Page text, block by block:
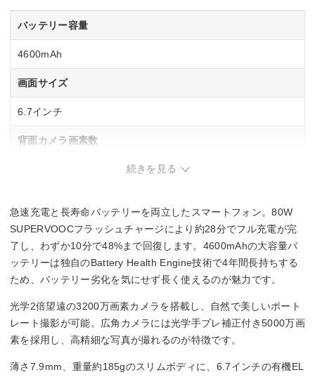
バッテリー容量
4600mAh
画面サイズ
6.7インチ
背面カメラ画素数
重量
おサイフケータイ/FeliCa
–
外部メモリタイプ
–
続きを見る
急速充電と長寿命バッテリーを両立したスマートフォン。80W
SUPERVOOCフラッシュチャージにより約28分でフル充電が完
了し、わずか10分で48%まで回復します。4600mAhの大容量バ
ッテリーは独自のBattery Health Engine技術で4年間長持ちする
ため、バッテリー劣化を気にせず長く使えるのが魅力です。
光学2倍望遠の3200万画素カメラを搭載し、自然で美しいポート
レート撮影が可能。広角カメラには光学手ブレ補正付き5000万画
素を採用し、高精細な写真が撮れるのが特徴です。
薄さ7.9mm、重量約185gのスリムボディに、6.7インチの有機EL